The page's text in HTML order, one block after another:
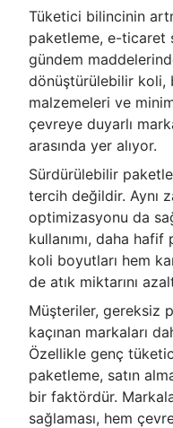
Tüketici bilincinin
paketleme, e-ticaret
gündem
dönüştürülebilir koli,
malzemeleri ve
çevreye duyarlı
arasında yer alıyor.
Sürdürülebilir
tercih değildir. Aynı
optimizasyonu da
kullanımı, daha
koli boyutları hem
de atık miktarını
Müşteriler, gereksiz
kaçınan markaları
Özellikle genç
paketleme, satın
bir faktördür.
sağlaması, hem